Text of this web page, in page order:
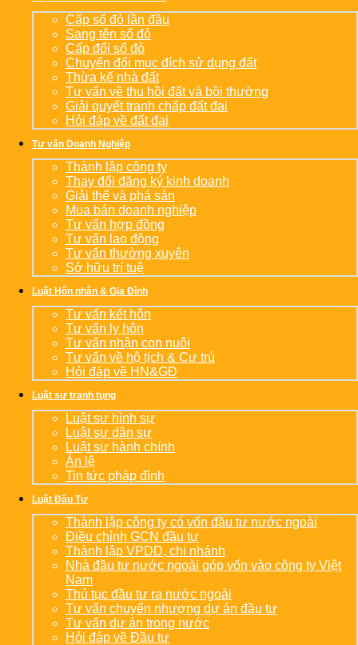
Cấp sổ đỏ lần đầu
Sang tên sổ đỏ
Cấp đổi sổ đỏ
Chuyển đổi mục đích sử dụng đất
Thừa kế nhà đất
Tư vấn về thu hồi đất và bồi thường
Giải quyết tranh chấp đất đai
Hỏi đáp về đất đai
Tư vấn Doanh Nghiệp
Thành lập công ty
Thay đổi đăng ký kinh doanh
Giải thể và phá sản
Mua bán doanh nghiệp
Tư vấn hợp đồng
Tư vấn lao động
Tư vấn thường xuyên
Sở hữu trí tuệ
Luật Hôn nhân & Gia Đình
Tư vấn kết hôn
Tư vấn ly hôn
Tư vấn nhận con nuôi
Tư vấn về hộ tịch & Cư trú
Hỏi đáp về HN&GĐ
Luật sư tranh tụng
Luật sư hình sự
Luật sư dân sự
Luật sư hành chính
Án lệ
Tin tức pháp đình
Luật Đầu Tư
Thành lập công ty có vốn đầu tư nước ngoài
Điều chỉnh GCN đầu tư
Thành lập VPDD, chi nhánh
Nhà đầu tư nước ngoài góp vốn vào công ty Việt
Nam
Thủ tục đầu tư ra nước ngoài
Tư vấn chuyển nhượng dự án đầu tư
Tư vấn dự án trong nước
Hỏi đáp về Đầu tư